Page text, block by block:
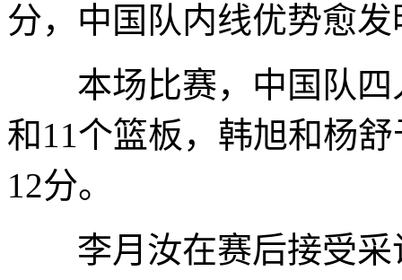
分，中国队内线优势愈
本场比赛，中国队四
和11个篮板，韩旭和杨
12分。
李月汝在赛后接受采